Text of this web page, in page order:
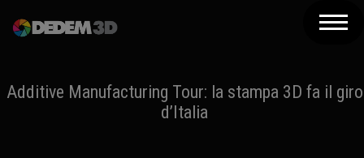
Prodotti
Additive Manufacturing Tour: la stampa 3D fa il giro
d’Italia